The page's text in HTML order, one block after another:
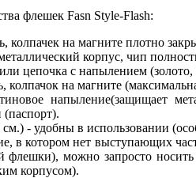
флешек Fasn Style-Flash:
колпачек на магните плотно
корпус, чип
цепочка с напылением (золото,
колпачок на магните
напыление(защищает
- удобны в использовании
в котором нет выступающих
флешки), можно запросто
корпусом).